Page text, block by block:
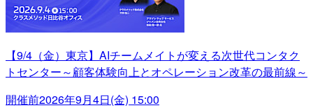
【9/4（金）東京】AIチームメイトが変える次世代コンタク
トセンター～顧客体験向上とオペレーション改革の最前線～
開催前2026年9月4日(金) 15:00